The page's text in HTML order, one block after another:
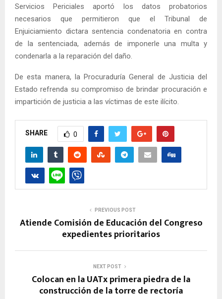
Servicios Periciales aportó los datos probatorios
necesarios que permitieron que el Tribunal de
Enjuiciamiento dictara sentencia condenatoria en contra
de la sentenciada, además de imponerle una multa y
condenarla a la reparación del daño.
De esta manera, la Procuraduría General de Justicia del
Estado refrenda su compromiso de brindar procuración e
impartición de justicia a las víctimas de este ilícito.
SHARE 0
PREVIOUS POST
Atiende Comisión de Educación del Congreso
expedientes prioritarios
NEXT POST
Colocan en la UATx primera piedra de la
construcción de la torre de rectoría